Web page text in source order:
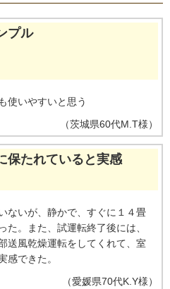
時の1時間あたりの積算消費電力量が
（303Wh）との比較。カーテンを閉
ダなど狭小スペースに設置した場合、
す。所定の設置スペースを確保してく
ります。
※19【国内唯一／室外熱交
4月時点で販売されている国内家庭用エ
結させ洗浄する技術。室外機の［凍結
、お客様による設定が必要です。
プル
使いやすいと思う
（茨城県60代M.T様）
保たれていると実感
ないが、静かで、すぐに１４畳
た。また、試運転終了後には、
送風乾燥運転をしてくれて、室
感できた。
（愛媛県70代K.Y様）